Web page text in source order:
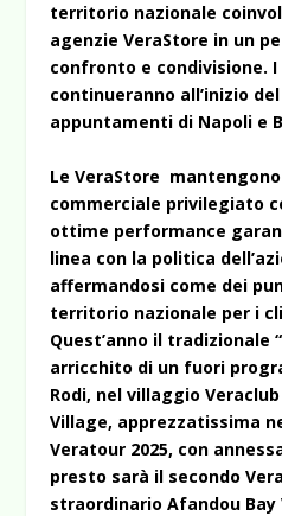
territorio nazionale
agenzie VeraStore in un
confronto e condivisione.
continueranno all’inizio
appuntamenti di Napoli e
Le VeraStore
commerciale privilegiato
ottime performance
linea con la politica
affermandosi come dei
territorio nazionale per i
Quest’anno il tradizionale
arricchito di un fuori
Rodi, nel villaggio
Village, apprezzatissima
Veratour 2025, con
presto sarà il secondo
straordinario Afandou Bay